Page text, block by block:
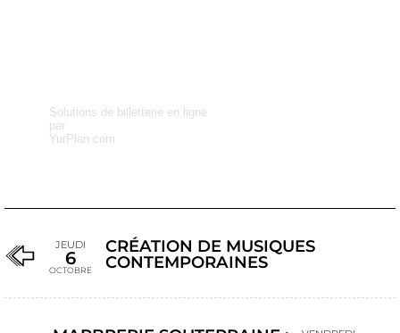
Solutions de billetterie en ligne
par
YurPlan.com
JEUDI
6
OCTOBRE
CRÉATION DE MUSIQUES
CONTEMPORAINES